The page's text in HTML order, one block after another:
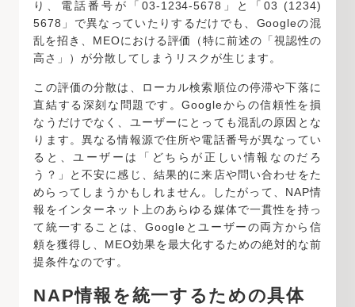
り、電話番号が「03-1234-5678」と「03 (1234)
5678」で異なっていたりするだけでも、Googleの混
乱を招き、MEOにおける評価（特に前述の「視認性の
高さ」）が分散してしまうリスクが生じます。
この評価の分散は、ローカル検索順位の停滞や下落に
直結する深刻な問題です。Googleからの信頼性を損
なうだけでなく、ユーザーにとっても混乱の原因とな
ります。異なる情報源で住所や電話番号が異なってい
ると、ユーザーは「どちらが正しい情報なのだろ
う？」と不安に感じ、結果的に来店や問い合わせをた
めらってしまうかもしれません。したがって、NAP情
報をインターネット上のあらゆる媒体で一貫性を持っ
て統一することは、Googleとユーザーの両方から信
頼を獲得し、MEO効果を最大化するための絶対的な前
提条件なのです。
NAP情報を統一するための具体